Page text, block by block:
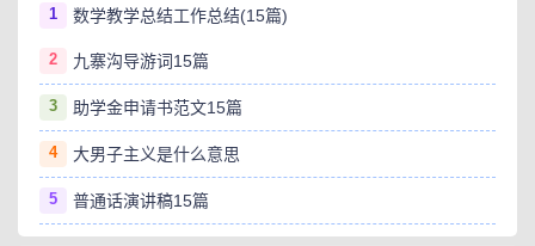
1 数学教学总结工作总结(15篇)
2 九寨沟导游词15篇
3 助学金申请书范文15篇
4 大男子主义是什么意思
5 普通话演讲稿15篇